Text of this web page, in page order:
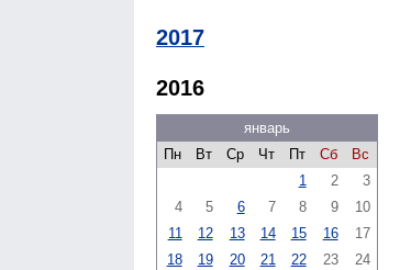
2017
2016
январь
Пн
Вт Ср Чт Пт Сб
Вс
1
2
3
4
5 6 7 8 9
10
11
12 13 14 15 16
17
18
19 20 21 22 23
24